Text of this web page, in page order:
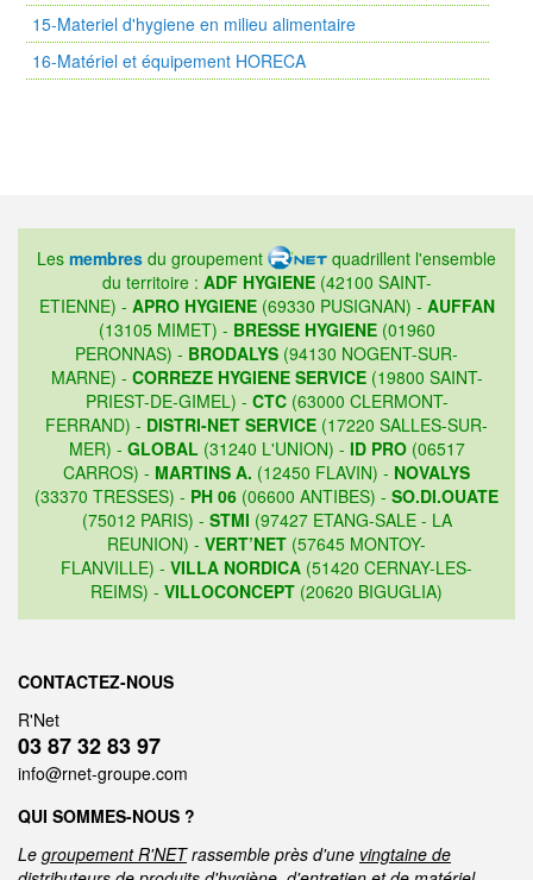
15-Materiel d'hygiene en milieu alimentaire
16-Matériel et équipement HORECA
Les membres du groupement
quadrillent l'ensemble
du territoire : ADF HYGIENE(42100 SAINT-
ETIENNE) - APRO HYGIENE(69330 PUSIGNAN) - AUFFAN
(13105 MIMET) - BRESSE HYGIENE(01960
PERONNAS) - BRODALYS (94130 NOGENT-SUR-
MARNE) - CORREZE HYGIENE SERVICE(19800 SAINT-
PRIEST-DE-GIMEL) - CTC(63000 CLERMONT-
FERRAND) - DISTRI-NET SERVICE (17220 SALLES-SUR-
MER) - GLOBAL (31240 L'UNION) - ID PRO(06517
CARROS) - MARTINS A. (12450 FLAVIN) - NOVALYS
(33370 TRESSES) - PH 06 (06600 ANTIBES) - SO.DI.OUATE
(75012 PARIS) - STMI (97427 ETANG-SALE - LA
REUNION) - VERT’NET (57645 MONTOY-
FLANVILLE) - VILLA NORDICA (51420 CERNAY-LES-
REIMS) - VILLOCONCEPT (20620 BIGUGLIA)
CONTACTEZ-NOUS
R'Net
03 87 32 83 97
info@rnet-groupe.com
QUI SOMMES-NOUS ?
Le groupement R'NETrassemble près d'une vingtaine de